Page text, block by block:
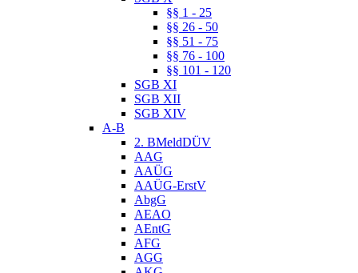
§§ 1 - 25
§§ 26 - 50
§§ 51 - 75
§§ 76 - 100
§§ 101 - 120
SGB XI
SGB XII
SGB XIV
A-B
2. BMeldDÜV
AAG
AAÜG
AAÜG-ErstV
AbgG
AEAO
AEntG
AFG
AGG